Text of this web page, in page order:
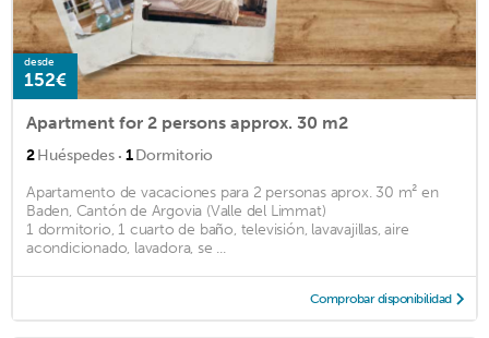
desde
152€
Apartment for 2 persons approx. 30 m2
2Huéspedes · 1Dormitorio
Apartamento de vacaciones para 2 personas aprox. 30 m² en
Baden, Cantón de Argovia (Valle del Limmat)
1 dormitorio, 1 cuarto de baño, televisión, lavavajillas, aire
acondicionado, lavadora, se ...
Comprobar disponibilidad